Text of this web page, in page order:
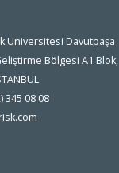
Üniversitesi Davutpaşa
Bölgesi A1 Blok,
345 08 08